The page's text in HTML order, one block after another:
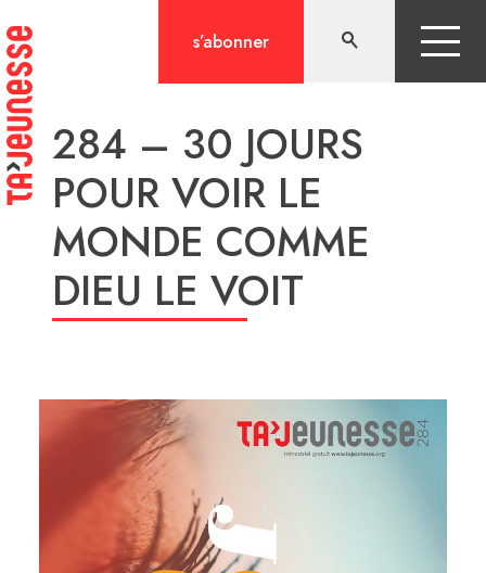
au
contenu
s’abonner
284 – 30 JOURS
POUR VOIR LE
MONDE COMME
DIEU LE VOIT